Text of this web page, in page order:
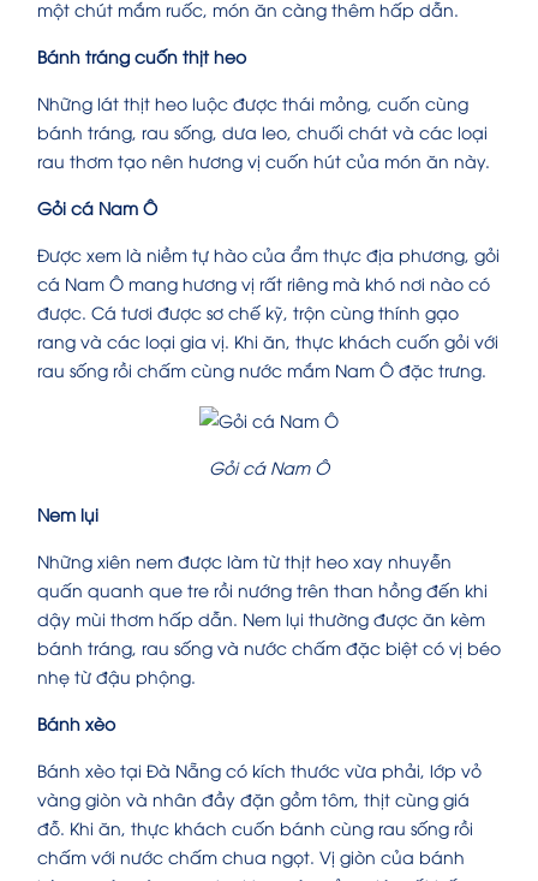
một chút mắm ruốc, món ăn càng thêm hấp dẫn.
Bánh tráng cuốn thịt heo
Những lát thịt heo luộc được thái mỏng, cuốn cùng
bánh tráng, rau sống, dưa leo, chuối chát và các loại
rau thơm tạo nên hương vị cuốn hút của món ăn này.
Gỏi cá Nam Ô
Được xem là niềm tự hào của ẩm thực địa phương, gỏi
cá Nam Ô mang hương vị rất riêng mà khó nơi nào có
được. Cá tươi được sơ chế kỹ, trộn cùng thính gạo
rang và các loại gia vị. Khi ăn, thực khách cuốn gỏi với
rau sống rồi chấm cùng nước mắm Nam Ô đặc trưng.
Gỏi cá Nam Ô
Nem lụi
Những xiên nem được làm từ thịt heo xay nhuyễn
quấn quanh que tre rồi nướng trên than hồng đến khi
dậy mùi thơm hấp dẫn. Nem lụi thường được ăn kèm
bánh tráng, rau sống và nước chấm đặc biệt có vị béo
nhẹ từ đậu phộng.
Bánh xèo
Bánh xèo tại Đà Nẵng có kích thước vừa phải, lớp vỏ
vàng giòn và nhân đầy đặn gồm tôm, thịt cùng giá
đỗ. Khi ăn, thực khách cuốn bánh cùng rau sống rồi
chấm với nước chấm chua ngọt. Vị giòn của bánh